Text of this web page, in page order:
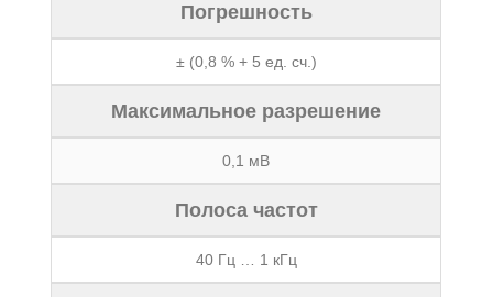
Погрешность
± (0,8 % + 5 ед. сч.)
Максимальное разрешение
0,1 мВ
Полоса частот
40 Гц … 1 кГц